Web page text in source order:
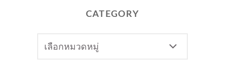
CATEGORY